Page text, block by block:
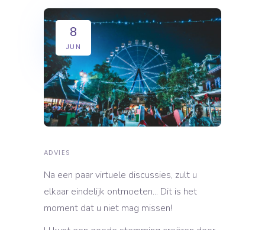
8
JUN
ADVIES
Na een paar virtuele discussies, zult u
elkaar eindelijk ontmoeten... Dit is het
moment dat u niet mag missen!